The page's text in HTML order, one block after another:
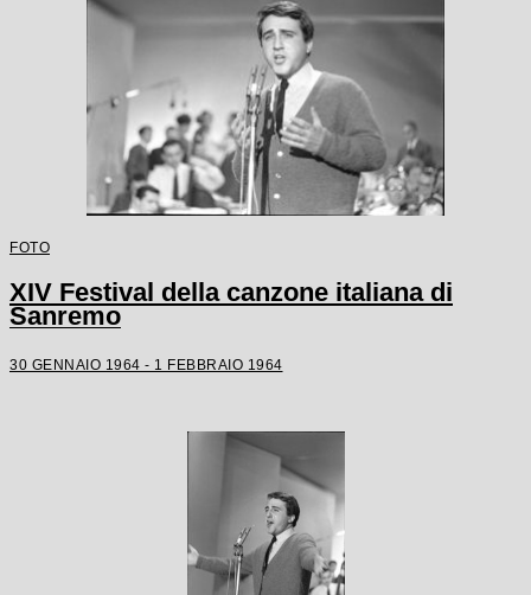
FOTO
XIV Festival della canzone italiana di
Sanremo
30 GENNAIO 1964 - 1 FEBBRAIO 1964